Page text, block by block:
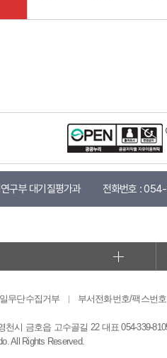
구부 대기질평가과 전화번호 :
무단수집거부 부서전화번호/팩스번
시 금호읍 고수골길 22 대표 054-339-
All Rights Reserved.